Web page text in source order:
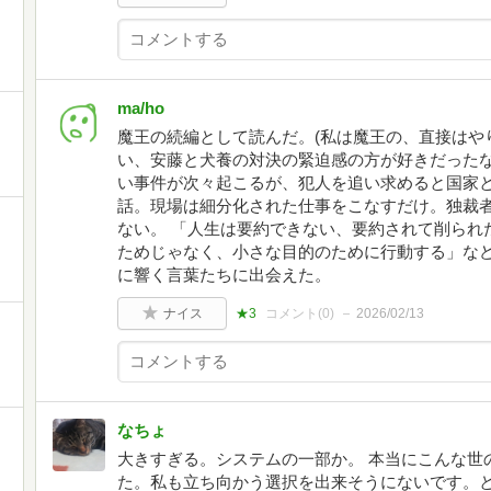
ma/ho
魔王の続編として読んだ。(私は魔王の、直接は
い、安藤と犬養の対決の緊迫感の方が好きだった
い事件が次々起こるが、犯人を追い求めると国家
話。現場は細分化された仕事をこなすだけ。独裁
ない。 「人生は要約できない、要約されて削ら
ためじゃなく、小さな目的のために行動する」な
に響く言葉たちに出会えた。
ナイス ★3 コメント(0) 2026/02/13
なちょ
大きすぎる。システムの一部か。 本当にこんな
た。私も立ち向かう選択を出来そうにないです。